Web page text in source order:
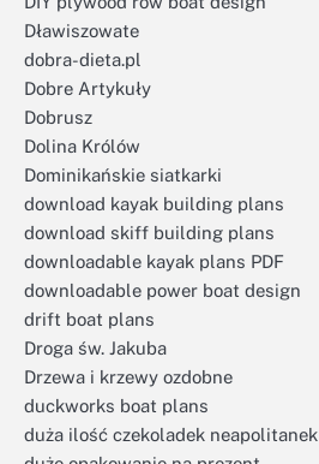
Dławiszowate
dobra-dieta.pl
Dobre Artykuły
Dobrusz
Dolina Królów
Dominikańskie siatkarki
download kayak building plans
download skiff building plans
downloadable kayak plans PDF
downloadable power boat design
drift boat plans
Droga św. Jakuba
Drzewa i krzewy ozdobne
duckworks boat plans
duża ilość czekoladek neapolitanek